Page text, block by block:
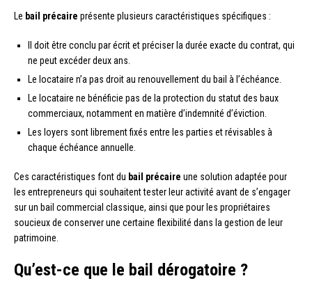
Le bail précaire présente plusieurs caractéristiques spécifiques :
Il doit être conclu par écrit et préciser la durée exacte du contrat, qui
ne peut excéder deux ans.
Le locataire n’a pas droit au renouvellement du bail à l’échéance.
Le locataire ne bénéficie pas de la protection du statut des baux
commerciaux, notamment en matière d’indemnité d’éviction.
Les loyers sont librement fixés entre les parties et révisables à
chaque échéance annuelle.
Ces caractéristiques font du bail précaire une solution adaptée pour
les entrepreneurs qui souhaitent tester leur activité avant de s’engager
sur un bail commercial classique, ainsi que pour les propriétaires
soucieux de conserver une certaine flexibilité dans la gestion de leur
patrimoine.
Qu’est-ce que le bail dérogatoire ?